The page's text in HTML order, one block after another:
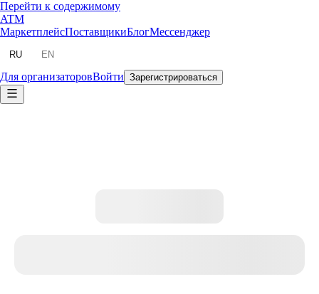
Перейти к содержимому
ATM
МаркетплейсПоставщикиБлогМессенджер
RU EN
Для организаторовВойти Зарегистрироваться